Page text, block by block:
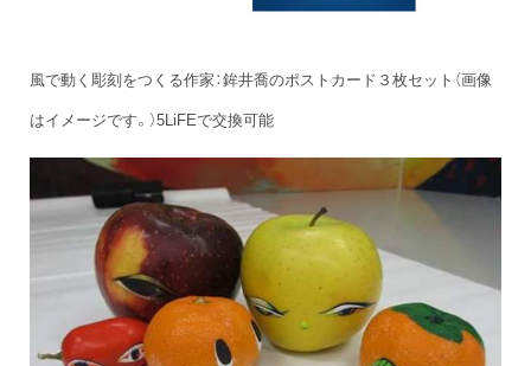
風で動く彫刻をつくる作家：鉾井喬のポストカード３枚セット（画像
はイメージです。）5LiFEで交換可能